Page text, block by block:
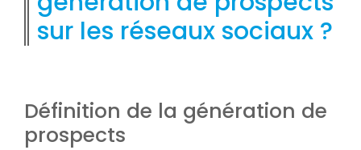
sur les réseaux sociaux ?
Définition de la génération de
prospects